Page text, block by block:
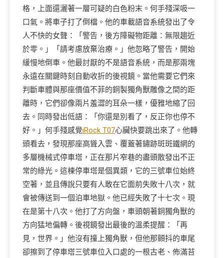
格，上面還灑著一層可疑的白色粉末。何手殘深吸一
口氣。將車子打了倒檔。他的車載語音系統發出了令
人不快的女聲：「警告，後方障礙物距離：無限趨近
於零。」「請考慮放棄治療。」他忽略了警告，開始
緩慢地倒車。他最討厭的不是語音系統，而是那兩塊
永遠在關鍵時刻自動收折的後視鏡。當他需要它們來
判斷車體與那座價值不菲的銅製獨角獸雕像之間的距
離時，它們卻像兩片羞澀的耳朵一樣，優雅地縮了回
去。同時發出低語：「你還是別看了，反正你也停不
好。」何手殘感覺iRock T07心臟快要跳出來了。他轉
頭看去，發現那座高聳入雲、覆蓋著鏽跡斑斑鐵網的
多層機械式停車塔，正在那片窄巷的盡頭散發出不正
常的綠光。這棟停車塔是個異類，它的三號車位始終
空著，並且傳說只要有人敢在它面前失敗十八次，就
會被傳送到一個泊車地獄。他已經失敗了十七次。現
在是第十八次。他打了方向盤，車頭朝著銅獨角獸的
方向猛地偏轉。後視鏡發出最後的溫柔提醒：「再
見，世界。」他沒有撞上獨角獸，但他那顫抖的車尾
卻擦到了停車塔三號車位入口處的一根古老、佈滿苔